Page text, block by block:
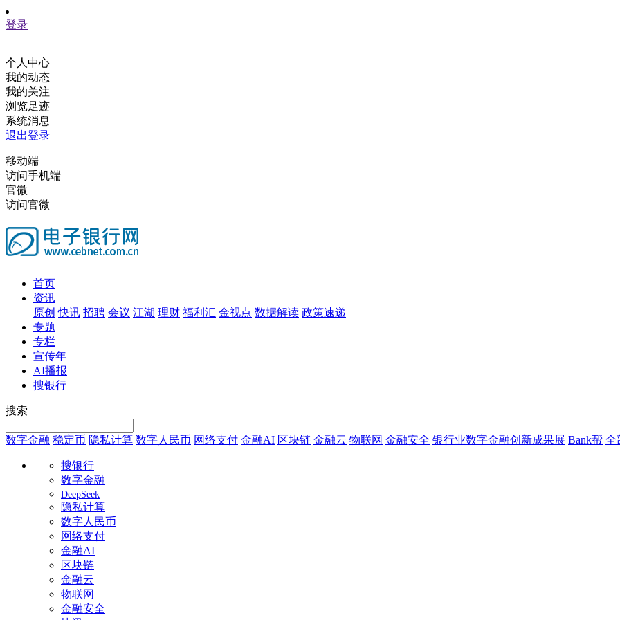
登录
个人中心
我的动态
我的关注
浏览足迹
系统消息
退出登录
移动端
访问手机端
官微
访问官微
首页
资讯
原创 快讯 招聘 会议 江湖 理财 福利汇 金视点 数据解读 政策速递
专题
专栏
宣传年
AI播报
搜银行
搜索
数字金融 稳定币 隐私计算 数字人民币 网络支付 金融AI 区块链 金融云 物联网 金融安全 银行业数字金融创新成果展 Bank帮 全
搜银行
数字金融
DeepSeek
隐私计算
数字人民币
网络支付
金融AI
区块链
金融云
物联网
金融安全